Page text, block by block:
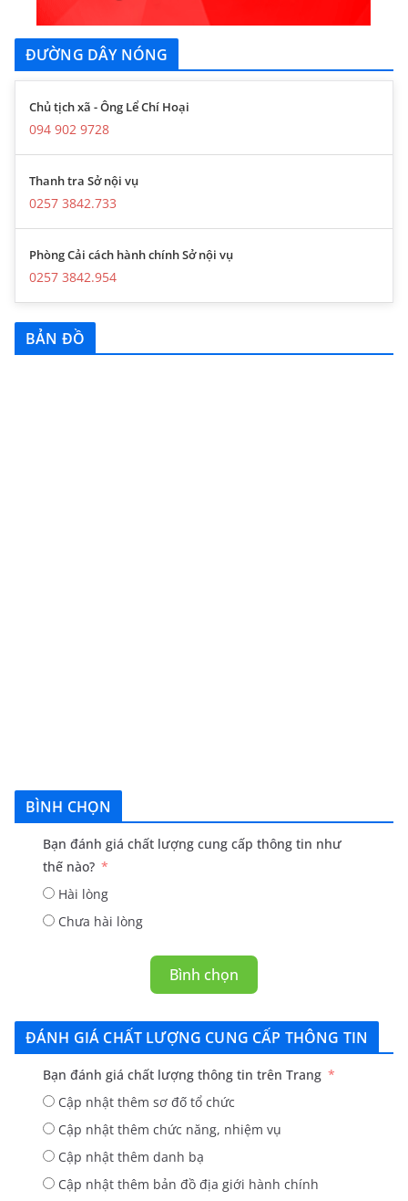
ĐƯỜNG DÂY NÓNG
Chủ tịch xã - Ông Lể Chí Hoại
094 902 9728
Thanh tra Sở nội vụ
0257 3842.733
Phòng Cải cách hành chính Sở nội vụ
0257 3842.954
BẢN ĐỒ
BÌNH CHỌN
Bạn đánh giá chất lượng cung cấp thông tin như
thế nào?
Hài lòng
Chưa hài lòng
Bình chọn
ĐÁNH GIÁ CHẤT LƯỢNG CUNG CẤP THÔNG TIN
Bạn đánh giá chất lượng thông tin trên Trang
Cập nhật thêm sơ đố tổ chức
Cập nhật thêm chức năng, nhiệm vụ
Cập nhật thêm danh bạ
Cập nhật thêm bản đồ địa giới hành chính